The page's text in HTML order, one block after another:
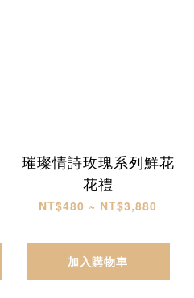
璀璨情詩玫瑰系列鮮花
花禮
NT$480 ~ NT$3,880
加入購物車